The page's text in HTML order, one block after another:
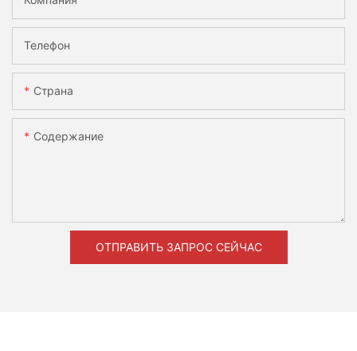
Телефон
Страна
Содержание
ОТПРАВИТЬ ЗАПРОС СЕЙЧАС